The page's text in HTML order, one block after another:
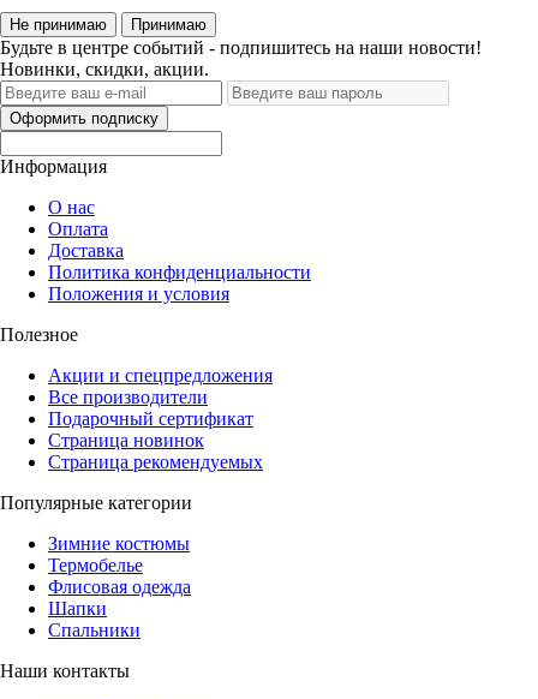
Не принимаю Принимаю
Будьте в центре событий - подпишитесь на наши новости!
Новинки, скидки, акции.
Оформить подписку
Информация
О нас
Оплата
Доставка
Политика конфиденциальности
Положения и условия
Полезное
Акции и спецпредложения
Все производители
Подарочный сертификат
Страница новинок
Страница рекомендуемых
Популярные категории
Зимние костюмы
Термобелье
Флисовая одежда
Шапки
Спальники
Наши контакты